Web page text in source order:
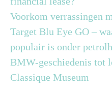
Voorkom verrassingen
Target Blu Eye GO –
populair is onder
BMW-geschiedenis tot
Classique Museum